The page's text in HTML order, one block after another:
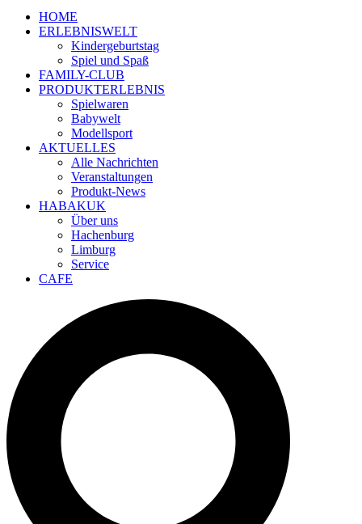
HOME
ERLEBNISWELT
Kindergeburtstag
Spiel und Spaß
FAMILY-CLUB
PRODUKTERLEBNIS
Spielwaren
Babywelt
Modellsport
AKTUELLES
Alle Nachrichten
Veranstaltungen
Produkt-News
HABAKUK
Über uns
Hachenburg
Limburg
Service
CAFE